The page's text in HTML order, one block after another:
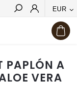
EUR
Hľadať
PAPLÓN A
VERA